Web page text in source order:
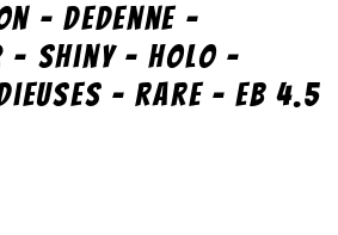
– Dedenne –
– shiny – holo –
– rare – EB 4.5